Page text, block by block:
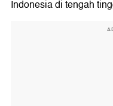
Indonesia di tengah